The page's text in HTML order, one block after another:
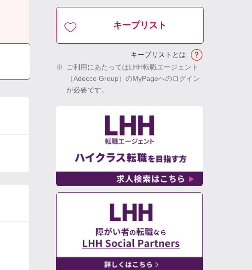
キープリスト
キープリストとは
※
ご利用にあたってはLHH転職エージェント
（Adecco Group）のMyPageへのログイン
が必要です。